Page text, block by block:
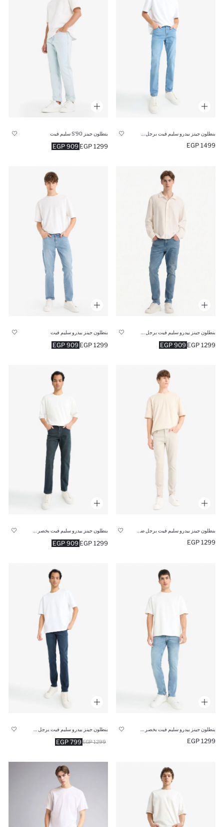
1499 EGP
بنطلون جينز 90’S سليم فيت
909 EGP 1299 EGP
909 EGP 1299 EGP
بنطلون جينز بيدرو سليم فيت
909 EGP 1299 EGP
1299 EGP
909 EGP 1299 EGP
1299 EGP
799 EGP 1299 EGP